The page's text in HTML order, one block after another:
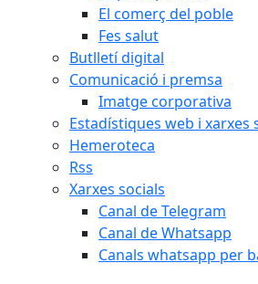
El comerç del poble
Fes salut
Butlletí digital
Comunicació i premsa
Imatge corporativa
Estadístiques web i xarxes
Hemeroteca
Rss
Xarxes socials
Canal de Telegram
Canal de Whatsapp
Canals whatsapp per